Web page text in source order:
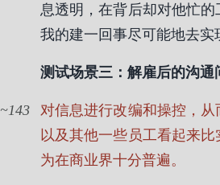
息透明，在背后却对他忙的
我的建一回事尽可能地去实
测试场景三：解雇后的沟通
143
对信息进行改编和操控，
以及其他一些员工看起来
为在商业界十分普遍。